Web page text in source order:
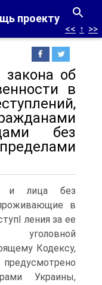
проекту
<< ↑ >>
об
в
без
и лица без
в
ления за ее
уголовной
Кодексу,
Украины,